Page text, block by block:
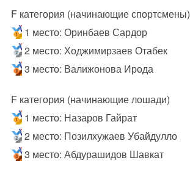
F категория (начинающие спортсмены)
1 место: Оринбаев Сардор
2 место: Ходжимирзаев Отабек
3 место: Валижонова Ирода
F категория (начинающие лошади)
1 место: Назаров Гайрат
2 место: Позилхужаев Убайдулло
3 место: Абдурашидов Шавкат